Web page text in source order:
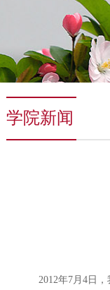
学院新闻
2012年7月 4 日